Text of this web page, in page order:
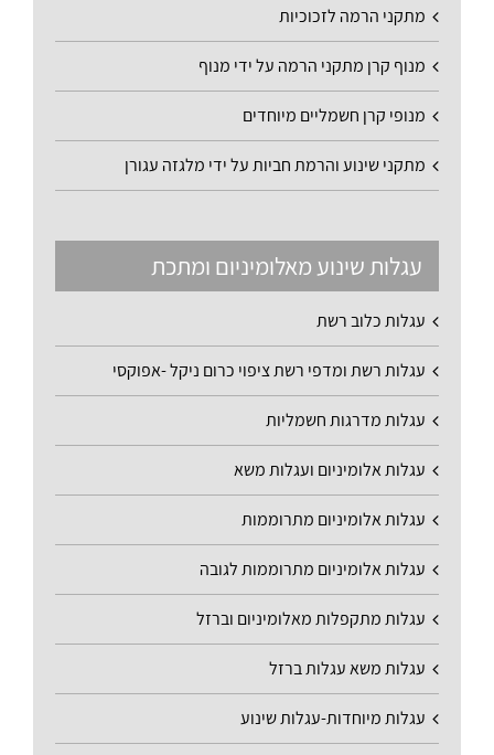
מתקני הרמה לזכוכיות
מנוף קרן מתקני הרמה על ידי מנוף
מנופי קרן חשמליים מיוחדים
מתקני שינוע והרמת חביות על ידי מלגזה עגורן
עגלות שינוע מאלומיניום ומתכת
עגלות כלוב רשת
עגלות רשת ומדפי רשת ציפוי כרום ניקל -אפוקסי
עגלות מדרגות חשמליות
עגלות אלומיניום ועגלות משא
עגלות אלומיניום מתרוממות
עגלות אלומיניום מתרוממות לגובה
עגלות מתקפלות מאלומיניום וברזל
עגלות משא עגלות ברזל
עגלות מיוחדות-עגלות שינוע